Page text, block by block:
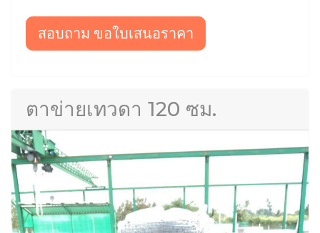
สอบถาม ขอใบเสนอราคา
ตาข่ายเทวดา 120 ซม.